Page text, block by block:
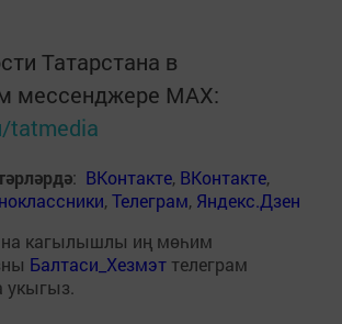
Татарстана в
мессенджере MАХ:
tatmedia
: ВКонтакте, ВКонтакте,
,Телеграм, Яндекс.Дзен
кагылышлы иң мөһим
Балтаси_Хезмэт телеграм
укыгыз.